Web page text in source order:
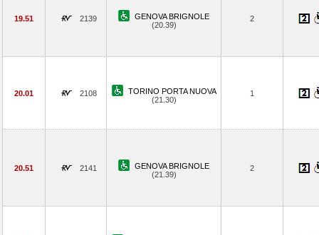
19.51 2139
GENOVA BRIGNOLE
(20.39)
2
20.01 2108
TORINO PORTA NUOVA
(21.30)
1
20.51 2141
GENOVA BRIGNOLE
(21.39)
2